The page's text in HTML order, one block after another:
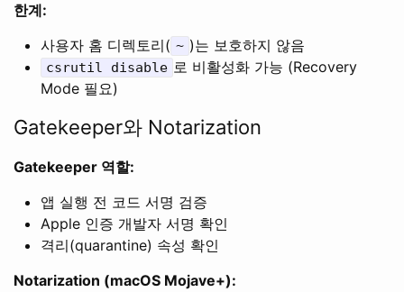
한계:
사용자 홈 디렉토리( ~ )는 보호하지 않음
csrutil disable 로 비활성화 가능 (Recovery
Mode 필요)
Gatekeeper와 Notarization
Gatekeeper 역할:
앱 실행 전 코드 서명 검증
Apple 인증 개발자 서명 확인
격리(quarantine) 속성 확인
Notarization (macOS Mojave+):